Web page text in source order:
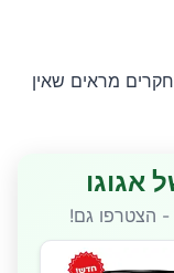
אגוגו
הצטרפו גם!